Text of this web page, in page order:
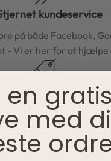
kundeservice
på både Facebook,
- Vi er her for at hjælpe
Fair priser
fair priser, så I kan nyde
uden at springe
en gratis
med